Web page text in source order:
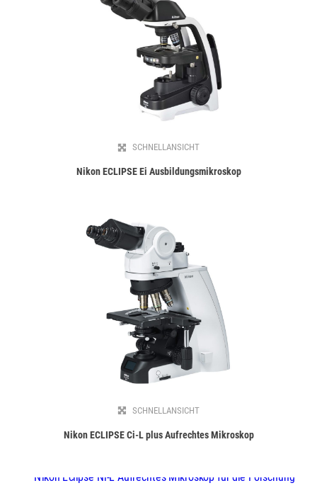
SCHNELLANSICHT
Nikon ECLIPSE Ei Ausbildungsmikroskop
SCHNELLANSICHT
Nikon ECLIPSE Ci-L plus Aufrechtes Mikroskop